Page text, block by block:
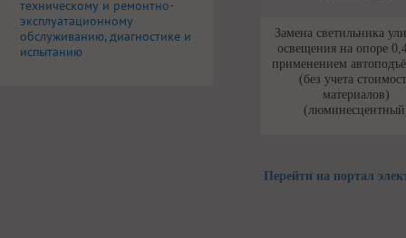
Замена светильника
освещения на опоре
применением
(без учета
материалов)
Перейти на портал
техническому и ремонтно-
эксплуатационному
обслуживанию, диагностике и
испытанию